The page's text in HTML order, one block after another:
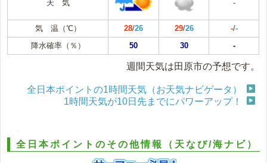
天 気 -
気 温（℃） 28/26 29/26 -/-
降水確率（％）
50 30 -
週間天気は田原市の予想です。
全日本ポイントの1時間天気（お天気ナビゲータ）
1時間天気が10日先までにパワーアップ！
全日本ポイントのその他情報（天なび/海ナビ）